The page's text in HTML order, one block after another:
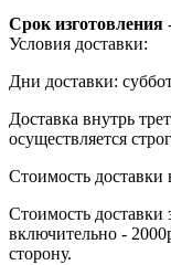
Срок изготовления
Условия доставки:
Дни доставки:
Доставка внутрь
осуществляется
Стоимость
Стоимость
включительно -
сторону.